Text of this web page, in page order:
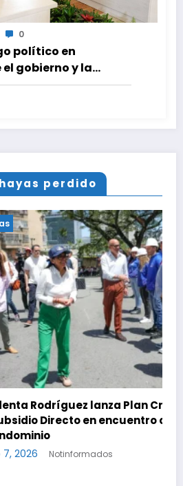
0
político en
gobierno y la
perdido
lanza Plan Crediticio
en encuentro con Juntas